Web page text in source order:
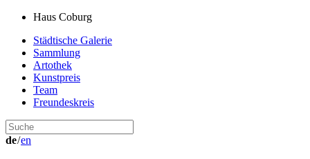
Haus Coburg
Städtische Galerie
Sammlung
Artothek
Kunstpreis
Team
Freundeskreis
de/en